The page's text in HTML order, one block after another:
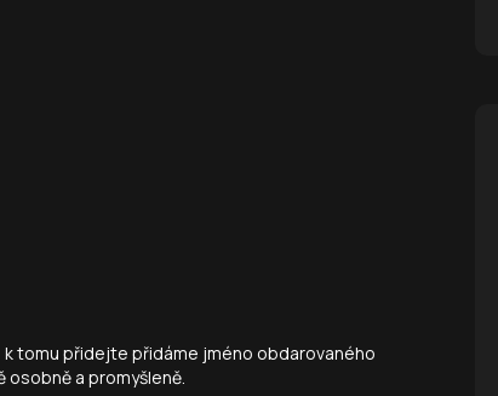
tomu přidejte přidáme jméno obdarovaného
osobně a promyšleně.